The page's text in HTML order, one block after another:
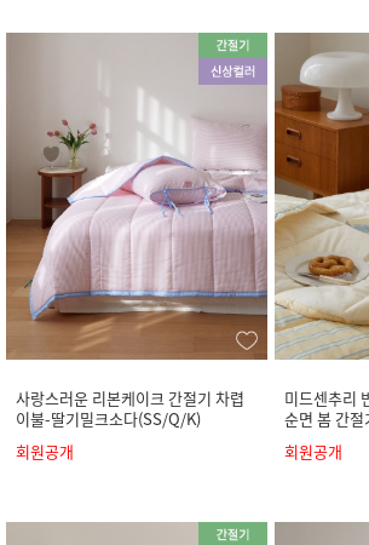
사랑스러운 리본케이크 간절기 차렵
이불-딸기밀크소다(SS/Q/K)
회원공개
미드센추리
순면 봄 간
회원공개